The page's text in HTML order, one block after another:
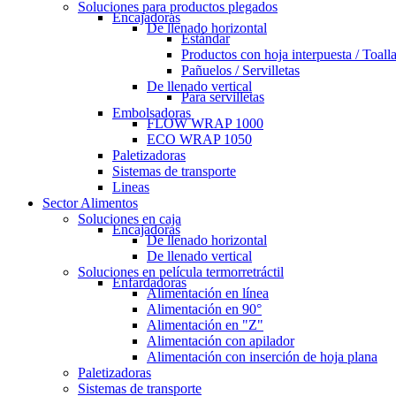
Soluciones para productos plegados
Encajadoras
De llenado horizontal
Estándar
Productos con hoja interpuesta /
Pañuelos / Servilletas
De llenado vertical
Para servilletas
Embolsadoras
FLOW WRAP 1000
ECO WRAP 1050
Paletizadoras
Sistemas de transporte
Lineas
Sector Alimentos
Soluciones en caja
Encajadoras
De llenado horizontal
De llenado vertical
Soluciones en película termorretráctil
Enfardadoras
Alimentación en línea
Alimentación en 90°
Alimentación en "Z"
Alimentación con apilador
Alimentación con inserción de hoja plana
Paletizadoras
Sistemas de transporte